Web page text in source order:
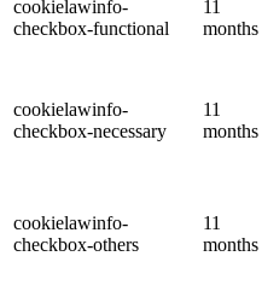
cookielawinfo-
checkbox-functional
11
months
cookielawinfo-
checkbox-necessary
11
months
cookielawinfo-
checkbox-others
11
months